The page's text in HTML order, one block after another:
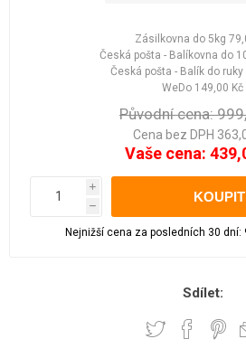
Zásilkovna do 5kg
Česká pošta - Balíkovna do
Česká pošta - Balík do ruky
WeDo 149,00 Kč
Původní cena:
Cena bez DPH
Vaše cena:
i
h
Nejnižší cena za posledních 30 dní:
Sdílet: